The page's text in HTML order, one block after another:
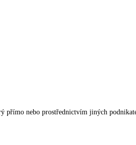
přímo nebo prostřednictvím jiných